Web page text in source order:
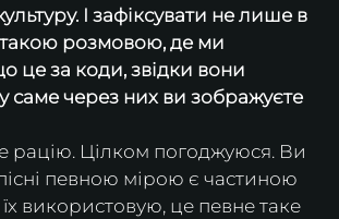
І зафіксувати не лише в
такою розмовою, де ми
це за коди, звідки вони
саме через них ви зображуєте
рацію. Цілком погоджуюся. Ви
певною мірою є частиною
використовую, це певне таке